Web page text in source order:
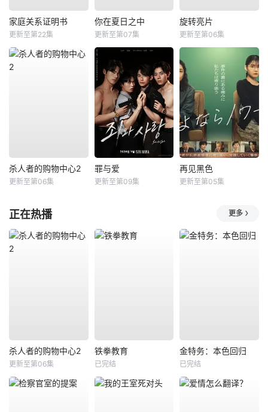
家庭关系证明书
更新至第22集
你在夏日之中
更新至第07集
旋转亮片
更新至第06集
杀人者的购物中心2
更新至第06集
罪与爱
更新至第09集
再见黑色
更新至第05集
正在热播 更多
杀人者的购物中心2
更新至第06集
铁拳教育
已完结
金特务：本色回归
已完结